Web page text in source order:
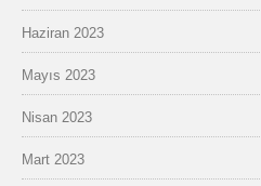
Haziran 2023
Mayıs 2023
Nisan 2023
Mart 2023